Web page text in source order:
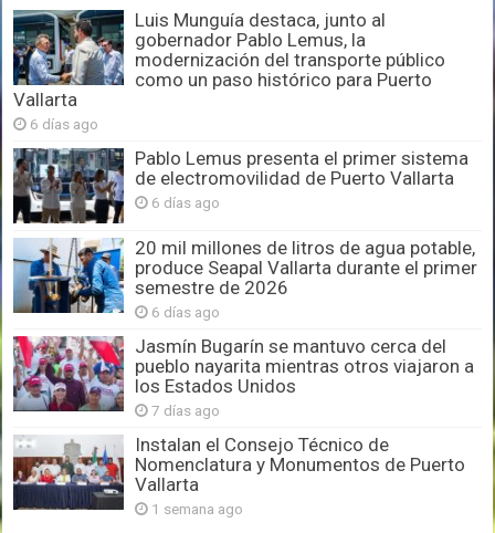
Luis Munguía destaca, junto al
gobernador Pablo Lemus, la
modernización del transporte público
como un paso histórico para Puerto
Vallarta
6 días ago
Pablo Lemus presenta el primer sistema
de electromovilidad de Puerto Vallarta
6 días ago
20 mil millones de litros de agua potable,
produce Seapal Vallarta durante el primer
semestre de 2026
6 días ago
Jasmín Bugarín se mantuvo cerca del
pueblo nayarita mientras otros viajaron a
los Estados Unidos
7 días ago
Instalan el Consejo Técnico de
Nomenclatura y Monumentos de Puerto
Vallarta
1 semana ago